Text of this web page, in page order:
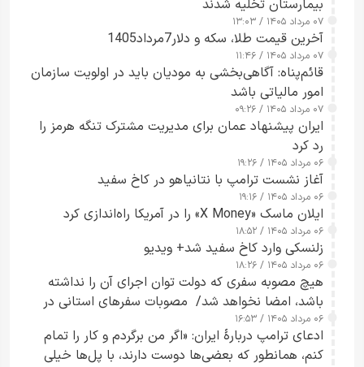
بیمارستان تخلیه شدند
۰۷ مرداد ۱۴۰۵ / ۱۳:۰۳
آخرین قیمت طلا، سکه و دلار7مرداد1405
۰۷ مرداد ۱۴۰۵ / ۱۱:۴۶
قائم‌پناه: آگاهی‌بخشی به مودیان باید در اولویت سازمان
امور مالیاتی باشد
۰۷ مرداد ۱۴۰۵ / ۰۹:۲۶
ایران پیشنهاد عمان برای مدیریت مشترک تنگه هرمز را
رد کرد
۰۶ مرداد ۱۴۰۵ / ۱۹:۲۶
آغاز نشست ترامپ با نتانیاهو در کاخ سفید
۰۶ مرداد ۱۴۰۵ / ۱۹:۱۶
ایلان ماسک «X Money» را در آمریکا راه‌اندازی کرد
۰۶ مرداد ۱۴۰۵ / ۱۸:۵۲
زلنسکی وارد کاخ سفید شد+ ویدیو
۰۶ مرداد ۱۴۰۵ / ۱۸:۲۶
هیچ مصوبه سفری که دولت توان اجرای آن را نداشته
باشد، امضا نخواهد شد/ مصوبات سفرهای استانی در
چارچوب قانون بودجه است+ عکس
۰۶ مرداد ۱۴۰۵ / ۱۶:۵۳
ادعای ترامپ دربارهٔ ایران: «اگر من برگردم و کار را تمام
کنم، همانطور که بعضی‌ها دوست دارند، با پل‌ها خیلی